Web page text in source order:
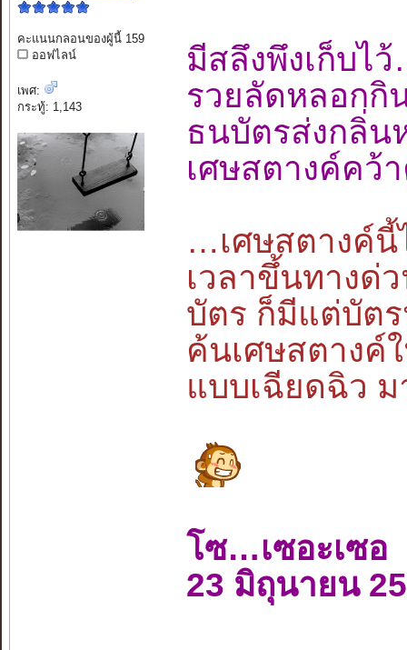
คะแนนกลอนของผู้นี้ 159
ออฟไลน์
เพศ:
กระทู้: 1,143
มีสลึงพึงเก็บ
รวยลัดหลอก
ธนบัตรส่งกลิ่
เศษสตางค์ค
…เศษสตางค์นี้
เวลาขึ้นทางด่
บัตร ก็มีแต่บัต
ค้นเศษสตางค์
แบบเฉียดฉิว
โซ…เซอะเซอ
23 มิถุนายน